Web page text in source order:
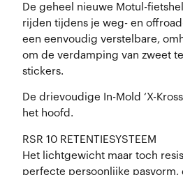
De geheel nieuwe Motul-
rijden tijdens je weg- en
een eenvoudig verstelbare,
om de verdamping van zweet
stickers.
De drievoudige In-Mold ‘X-
het hoofd.
RSR 10 RETENTIESYSTEEM
Het lichtgewicht maar toch
perfecte persoonlijke